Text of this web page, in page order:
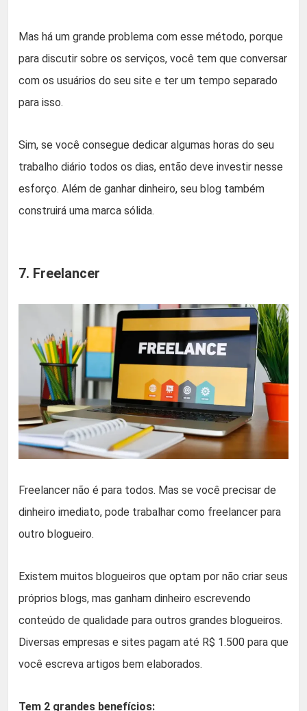
Mas há um grande problema com esse método, porque
para discutir sobre os serviços, você tem que conversar
com os usuários do seu site e ter um tempo separado
para isso.
Sim, se você consegue dedicar algumas horas do seu
trabalho diário todos os dias, então deve investir nesse
esforço. Além de ganhar dinheiro, seu blog também
construirá uma marca sólida.
7. Freelancer
Freelancer não é para todos. Mas se você precisar de
dinheiro imediato, pode trabalhar como freelancer para
outro blogueiro.
Existem muitos blogueiros que optam por não criar seus
próprios blogs, mas ganham dinheiro escrevendo
conteúdo de qualidade para outros grandes blogueiros.
Diversas empresas e sites pagam até R$ 1.500 para que
você escreva artigos bem elaborados.
Tem 2 grandes benefícios: